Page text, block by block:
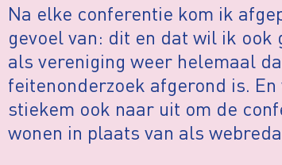
Na elke conferentie kom ik
gevoel van: dit en dat wil ik ook
als vereniging weer helemaal
feitenonderzoek afgerond is.
stiekem ook naar uit om de
wonen in plaats van als